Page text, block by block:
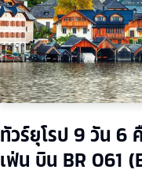
ทัวร์ยุโรป 9 วัน 6
เฟ่น บิน BR 061